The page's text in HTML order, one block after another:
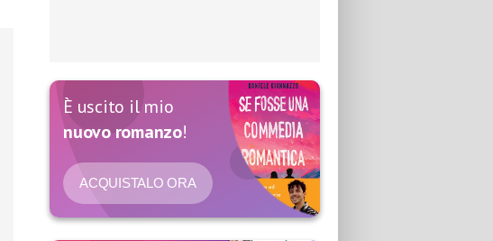
È uscito il mio
nuovo romanzo!
ACQUISTALO ORA